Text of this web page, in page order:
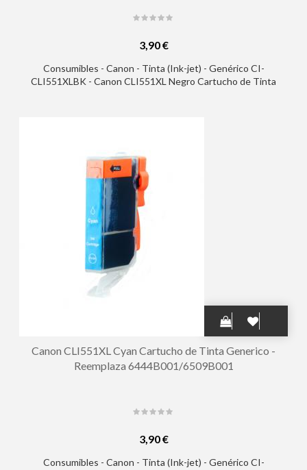
3,90 €
Consumibles - Canon - Tinta (Ink-jet) - Genérico CI-
CLI551XLBK - Canon CLI551XL Negro Cartucho de Tinta
Canon CLI551XL Cyan Cartucho de Tinta Generico -
Reemplaza 6444B001/6509B001
3,90 €
Consumibles - Canon - Tinta (Ink-jet) - Genérico CI-